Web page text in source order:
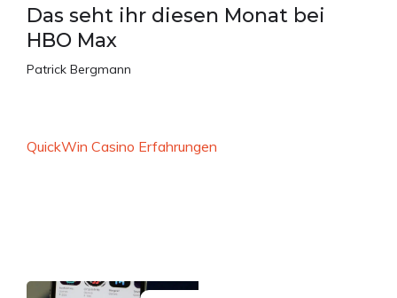
Das seht ihr diesen Monat bei
HBO Max
Patrick Bergmann
QuickWin Casino Erfahrungen